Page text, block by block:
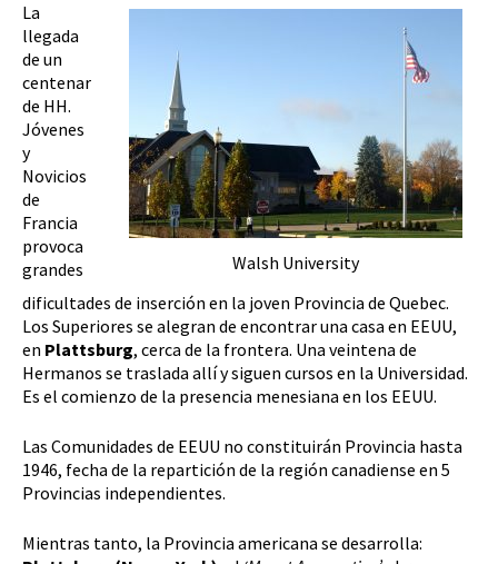
Walsh University
La
llegada
de un
centenar
de HH.
Jóvenes
y
Novicios
de
Francia
provoca
grandes
dificultades de inserción en la joven Provincia de Quebec.
Los Superiores se alegran de encontrar una casa en EEUU,
en Plattsburg, cerca de la frontera. Una veintena de
Hermanos se traslada allí y siguen cursos en la Universidad.
Es el comienzo de la presencia menesiana en los EEUU.
Las Comunidades de EEUU no constituirán Provincia hasta
1946, fecha de la repartición de la región canadiense en 5
Provincias independientes.
Mientras tanto, la Provincia americana se desarrolla: